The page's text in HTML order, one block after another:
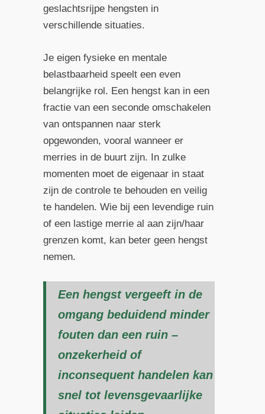
geslachtsrijpe hengsten in
verschillende situaties.
Je eigen fysieke en mentale
belastbaarheid speelt een even
belangrijke rol. Een hengst kan in een
fractie van een seconde omschakelen
van ontspannen naar sterk
opgewonden, vooral wanneer er
merries in de buurt zijn. In zulke
momenten moet de eigenaar in staat
zijn de controle te behouden en veilig
te handelen. Wie bij een levendige ruin
of een lastige merrie al aan zijn/haar
grenzen komt, kan beter geen hengst
nemen.
Een hengst vergeeft in de
omgang beduidend minder
fouten dan een ruin –
onzekerheid of
inconsequent handelen kan
snel tot levensgevaarlijke